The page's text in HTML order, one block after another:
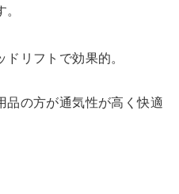
リフトで効果的。
品の方が通気性が高く快適